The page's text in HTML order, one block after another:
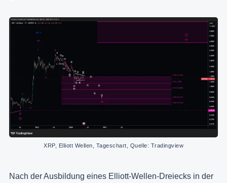
XRP, Elliott Wellen, Tageschart, Quelle: Tradingview
Nach der Ausbildung eines Elliott-Wellen-Dreiecks in der